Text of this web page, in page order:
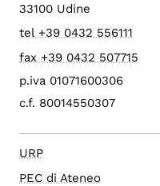
33100 Udine
tel +39 0432 556111
fax +39 0432 507715
p.iva 01071600306
c.f. 80014550307
URP
PEC di Ateneo